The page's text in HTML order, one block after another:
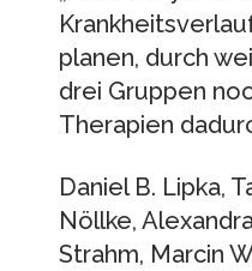
planen, durch
drei Gruppen
Therapien
Daniel B. Lipka,
Nöllke,
Strahm, Marcin